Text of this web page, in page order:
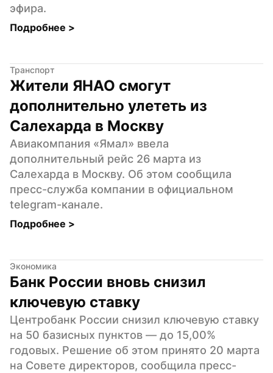
эфира.
Подробнее >
Транспорт
Жители ЯНАО смогут
дополнительно улететь из
Салехарда в Москву
Авиакомпания «Ямал» ввела
дополнительный рейс 26 марта из
Салехарда в Москву. Об этом сообщила
пресс-служба компании в официальном
telegram-канале.
Подробнее >
Экономика
Банк России вновь снизил
ключевую ставку
Центробанк России снизил ключевую ставку
на 50 базисных пунктов — до 15,00%
годовых. Решение об этом принято 20 марта
на Совете директоров, сообщила пресс-